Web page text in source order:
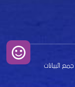
جمع البيانات